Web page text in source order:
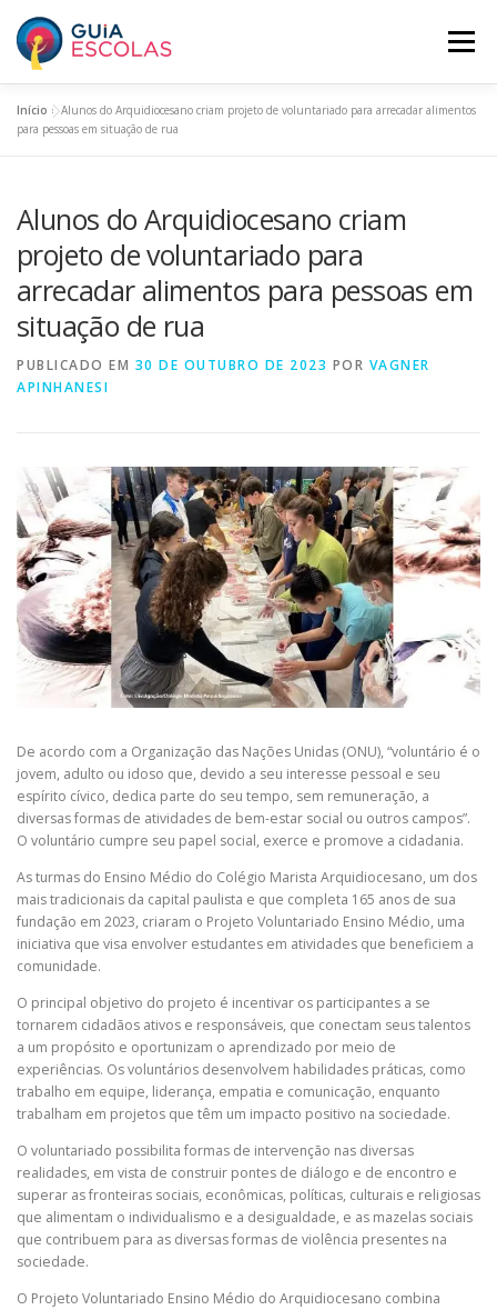
para
conteúdo
Menu
HOME ESCOLAS ASSINANTES
BUSCAR ESCOLAS PANORAMA EDUCACIONAL
O GUIA ESCOLAS INCLUA SUA ESCOLA PLANOS
Início »Alunos do Arquidiocesano criam projeto de voluntariado para arrecadar alimentos
para pessoas em situação de rua
Alunos do Arquidiocesano criam
projeto de voluntariado para
arrecadar alimentos para pessoas em
situação de rua
PUBLICADO EM 30 DE OUTUBRO DE 2023 POR VAGNER
APINHANESI
De acordo com a Organização das Nações Unidas (ONU), “voluntário é o
jovem, adulto ou idoso que, devido a seu interesse pessoal e seu
espírito cívico, dedica parte do seu tempo, sem remuneração, a
diversas formas de atividades de bem-estar social ou outros campos”.
O voluntário cumpre seu papel social, exerce e promove a cidadania.
As turmas do Ensino Médio do Colégio Marista Arquidiocesano, um dos
mais tradicionais da capital paulista e que completa 165 anos de sua
fundação em 2023, criaram o Projeto Voluntariado Ensino Médio, uma
iniciativa que visa envolver estudantes em atividades que beneficiem a
comunidade.
O principal objetivo do projeto é incentivar os participantes a se
tornarem cidadãos ativos e responsáveis, que conectam seus talentos
a um propósito e oportunizam o aprendizado por meio de
experiências. Os voluntários desenvolvem habilidades práticas, como
trabalho em equipe, liderança, empatia e comunicação, enquanto
trabalham em projetos que têm um impacto positivo na sociedade.
O voluntariado possibilita formas de intervenção nas diversas
realidades, em vista de construir pontes de diálogo e de encontro e
superar as fronteiras sociais, econômicas, políticas, culturais e religiosas
que alimentam o individualismo e a desigualdade, e as mazelas sociais
que contribuem para as diversas formas de violência presentes na
sociedade.
O Projeto Voluntariado Ensino Médio do Arquidiocesano combina